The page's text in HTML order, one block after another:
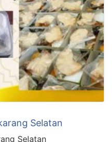
Selatan
Selatan